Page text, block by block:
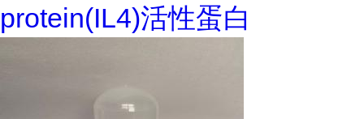
protein(IL4)活性蛋白